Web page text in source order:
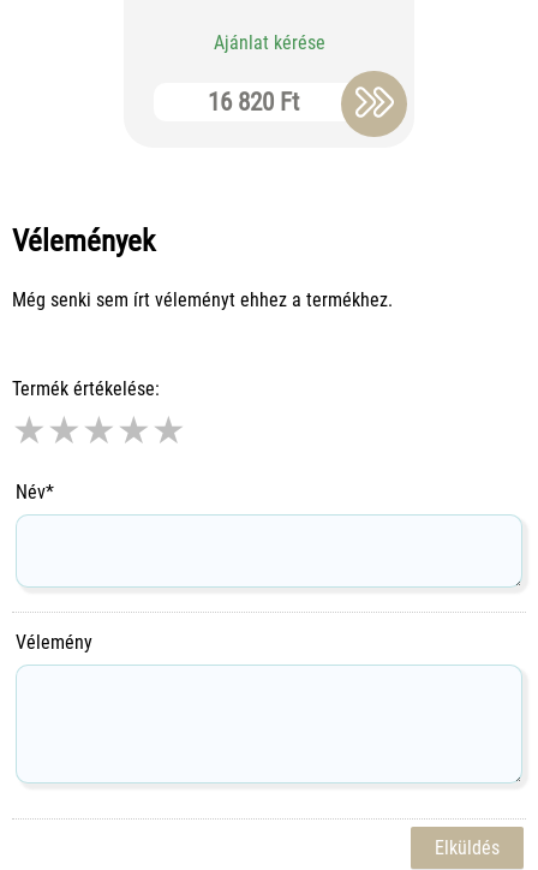
Ajánlat kérése
16 820 Ft
Vélemények
Még senki sem írt véleményt ehhez a termékhez.
Termék értékelése:
★★★★★
Név*
Vélemény